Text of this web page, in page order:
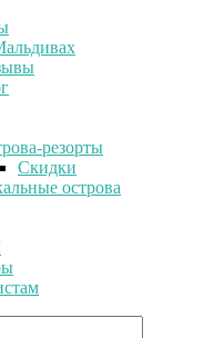
резорты
Скидки
острова